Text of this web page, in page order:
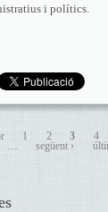
i polítics.
1 2 3 4
… següent ›